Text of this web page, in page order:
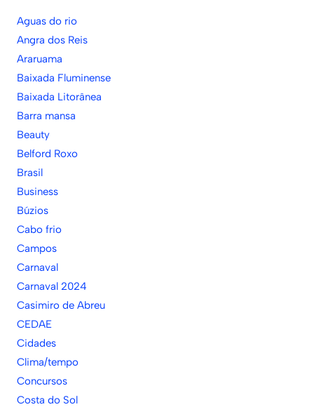
Aguas do rio
Angra dos Reis
Araruama
Baixada Fluminense
Baixada Litorânea
Barra mansa
Beauty
Belford Roxo
Brasil
Business
Búzios
Cabo frio
Campos
Carnaval
Carnaval 2024
Casimiro de Abreu
CEDAE
Cidades
Clima/tempo
Concursos
Costa do Sol